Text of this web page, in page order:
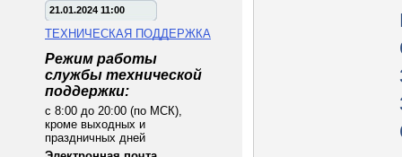
21.01.2024 11:00
ТЕХНИЧЕСКАЯ ПОДДЕРЖКА
Режим работы
службы технической
поддержки:
с 8:00 до 20:00 (по МСК),
кроме выходных и
праздничных дней